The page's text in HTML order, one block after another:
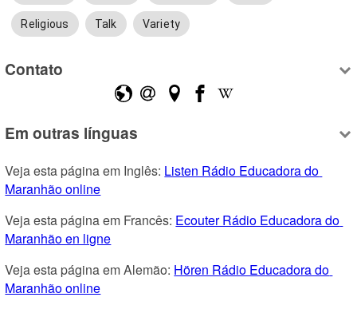
Religious Talk Variety
Contato
Em outras línguas
Veja esta página em Inglês: Listen Rádio Educadora do
Maranhão online
Veja esta página em Francês: Ecouter Rádio Educadora do
Maranhão en ligne
Veja esta página em Alemão: Hören Rádio Educadora do
Maranhão online